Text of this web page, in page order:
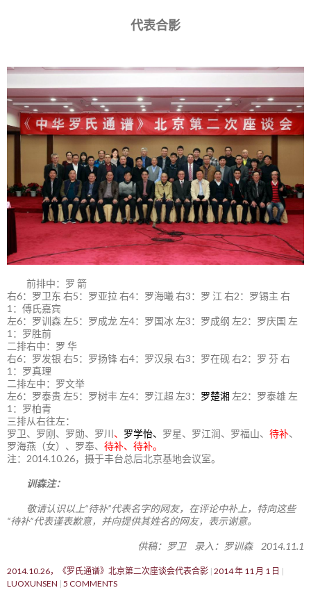
代表合影
前排中：罗 箭
右6：罗卫东 右5：罗亚拉 右4：罗海曦 右3：罗 江 右2：罗锡主 右
1：傅氏嘉宾
左6：罗训森 左5：罗成龙 左4：罗国冰 左3：罗成纲 左2：罗庆国 左
1：罗胜前
二排右中：罗 华
右6：罗发银 右5：罗扬锋 右4：罗汉泉 右3：罗在砚 右2：罗 芬 右
1：罗真理
二排左中：罗文举
左6：罗泰贵 左5：罗树丰 左4：罗江超 左3： 罗楚湘 左2：罗泰雄 左
1：罗柏青
三排从右往左：
罗卫、罗刚、罗勋、罗川 、 罗学怡、 罗星、罗江润、罗福山、 待补、
罗海燕（女）、罗奉、 待补、待补。
注：2014.10.26，摄于丰台总后北京基地会议室。
训森注：
敬请认识以上“待补”代表名字的网友，在评论中补上，特向这些
“待补”代表谨表歉意，并向提供其姓名的网友，表示谢意。
供稿：罗卫 录入：罗训森 2014.11.1
2014.10.26，《罗氏通谱》北京第二次座谈会代表合影 2014 年 11 月 1 日
LUOXUNSEN 5 COMMENTS